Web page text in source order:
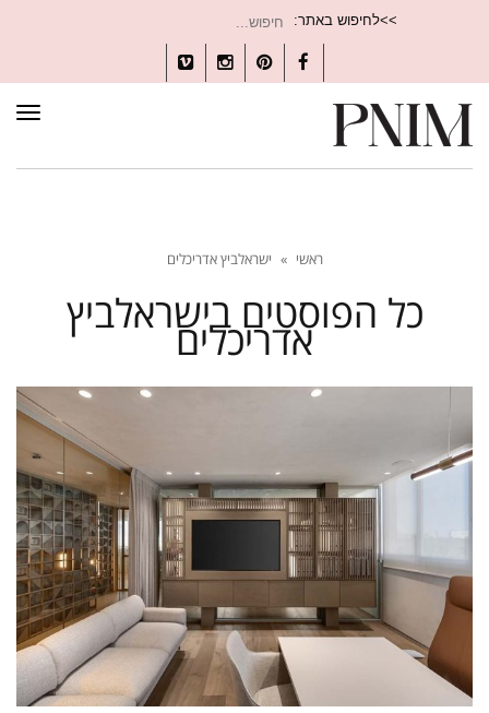
>>לחיפוש באתר:
עבור:
Facebook
Pinterest
Instagram
Vimeo
ראשי » ישראלביץ אדריכלים
כל הפוסטים בישראלביץ
אדריכלים